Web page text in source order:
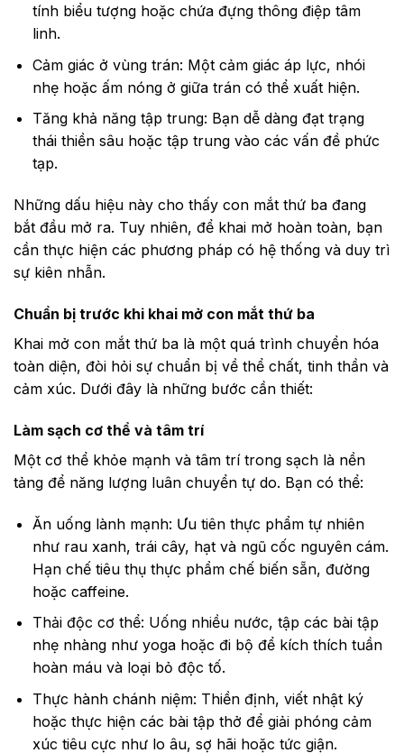
tính biểu tượng hoặc chứa đựng thông điệp tâm
linh.
Cảm giác ở vùng trán: Một cảm giác áp lực, nhói
nhẹ hoặc ấm nóng ở giữa trán có thể xuất hiện.
Tăng khả năng tập trung: Bạn dễ dàng đạt trạng
thái thiền sâu hoặc tập trung vào các vấn đề phức
tạp.
Những dấu hiệu này cho thấy con mắt thứ ba đang
bắt đầu mở ra. Tuy nhiên, để khai mở hoàn toàn, bạn
cần thực hiện các phương pháp có hệ thống và duy trì
sự kiên nhẫn.
Chuẩn bị trước khi khai mở con mắt thứ ba
Khai mở con mắt thứ ba là một quá trình chuyển hóa
toàn diện, đòi hỏi sự chuẩn bị về thể chất, tinh thần và
cảm xúc. Dưới đây là những bước cần thiết:
Làm sạch cơ thể và tâm trí
Một cơ thể khỏe mạnh và tâm trí trong sạch là nền
tảng để năng lượng luân chuyển tự do. Bạn có thể:
Ăn uống lành mạnh: Ưu tiên thực phẩm tự nhiên
như rau xanh, trái cây, hạt và ngũ cốc nguyên cám.
Hạn chế tiêu thụ thực phẩm chế biến sẵn, đường
hoặc caffeine.
Thải độc cơ thể: Uống nhiều nước, tập các bài tập
nhẹ nhàng như yoga hoặc đi bộ để kích thích tuần
hoàn máu và loại bỏ độc tố.
Thực hành chánh niệm: Thiền định, viết nhật ký
hoặc thực hiện các bài tập thở để giải phóng cảm
xúc tiêu cực như lo âu, sợ hãi hoặc tức giận.